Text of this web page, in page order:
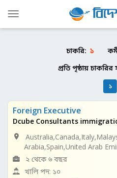
Toggle
চাকরি: ১
প্রতি পৃষ্ঠায় চাকরির
১
Foreign Executive
Dcube Consultants
Arabia,Spain,United Arab
২ থেকে ৬ বছর
খালি পদ: ১০